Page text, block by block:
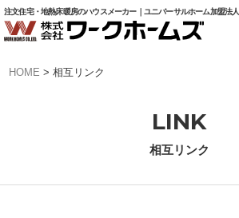
注文住宅・地熱床暖房のハウスメーカー｜ユニバーサルホーム加盟法人
HOME >相互リンク
LINK
相互リンク